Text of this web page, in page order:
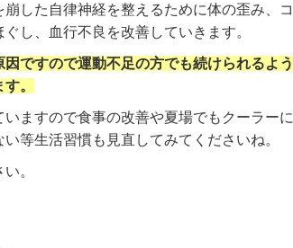
した自律神経を整えるために体の歪み、コ
し、血行不良を改善していきます。
ですので運動不足の方でも続けられるよう
。
いますので食事の改善や夏場でもクーラーに
等生活習慣も見直してみてくださいね。
。